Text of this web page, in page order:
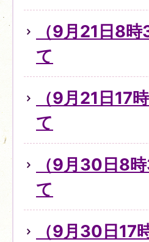
（9月21日8
て
（9月21日17
て
（9月30日8
て
（9月30日17